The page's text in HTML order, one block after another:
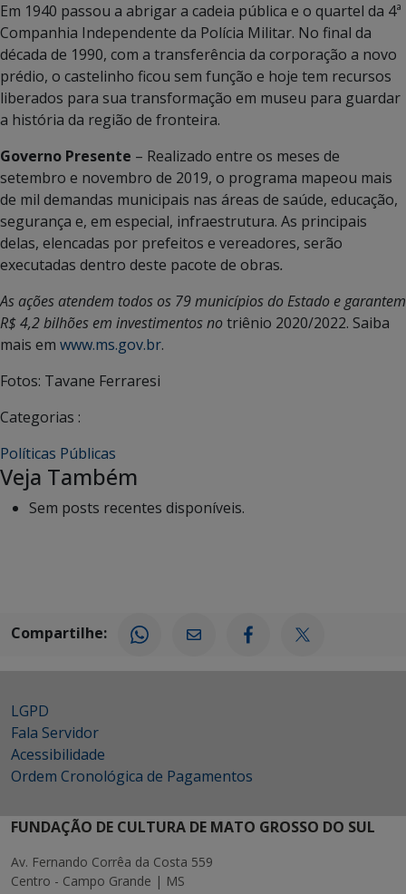
Em 1940 passou a abrigar a cadeia pública e o quartel da 4ª
Companhia Independente da Polícia Militar. No final da
década de 1990, com a transferência da corporação a novo
prédio, o castelinho ficou sem função e hoje tem recursos
liberados para sua transformação em museu para guardar
a história da região de fronteira.
Governo Presente – Realizado entre os meses de
setembro e novembro de 2019, o programa mapeou mais
de mil demandas municipais nas áreas de saúde, educação,
segurança e, em especial, infraestrutura. As principais
delas, elencadas por prefeitos e vereadores, serão
executadas dentro deste pacote de obras.
As ações atendem todos os 79 municípios do Estado e garantem
R$ 4,2 bilhões em investimentos notriênio 2020/2022. Saiba
mais em www.ms.gov.br.
Fotos: Tavane Ferraresi
Categorias :
Políticas Públicas
Veja Também
Sem posts recentes disponíveis.
Compartilhe:
LGPD
Fala Servidor
Acessibilidade
Ordem Cronológica de Pagamentos
FUNDAÇÃO DE CULTURA DE MATO GROSSO DO SUL
Av. Fernando Corrêa da Costa 559
Centro - Campo Grande | MS